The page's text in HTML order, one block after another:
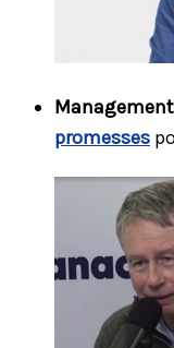
Management
promesses